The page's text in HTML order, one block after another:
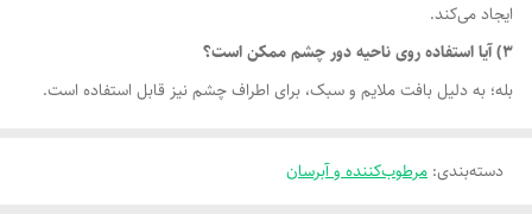
ایجاد می‌کند.
3) آیا استفاده روی ناحیه دور چشم ممکن است؟
بله؛ به دلیل بافت ملایم و سبک، برای اطراف چشم نیز قابل استفاده است.
دسته‌بندی: مرطوب‌کننده و آبرسان